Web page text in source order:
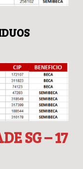
SG – 17